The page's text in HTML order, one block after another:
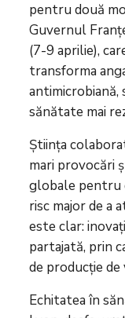
pentru două
Guvernul
(7-9 aprilie),
transforma
sănătate mai
Știința
mari provocări
globale pentru
risc major de a
este clar:
partajată, prin
de producție
Echitatea în